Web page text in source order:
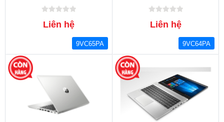
Liên hệ
9VC65PA
Liên hệ
9VC64PA